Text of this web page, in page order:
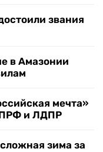
звания
в Амазонии
мечта»
и ЛДПР
зима за